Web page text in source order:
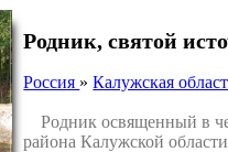
Родник, святой
Россия »Калужская
Родник освященный в
района Калужской